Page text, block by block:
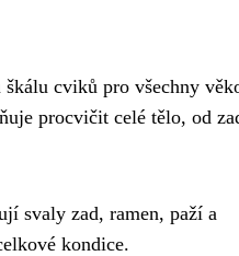
cviků pro všechny
procvičit celé tělo, od
svaly zad, ramen, paží a
kondice.